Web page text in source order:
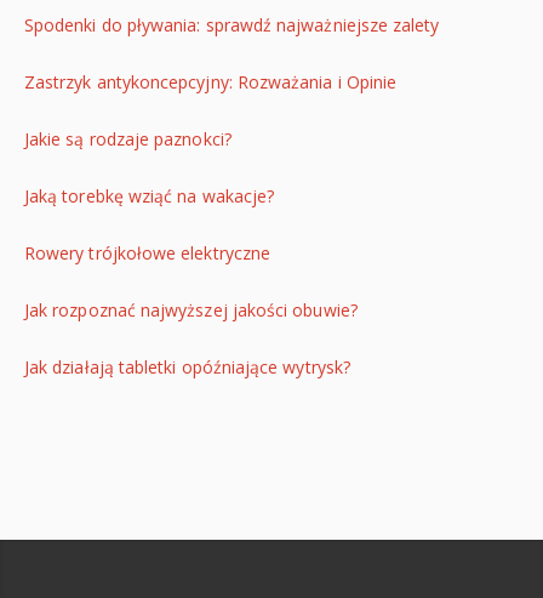
Spodenki do pływania: sprawdź najważniejsze zalety
Zastrzyk antykoncepcyjny: Rozważania i Opinie
Jakie są rodzaje paznokci?
Jaką torebkę wziąć na wakacje?
Rowery trójkołowe elektryczne
Jak rozpoznać najwyższej jakości obuwie?
Jak działają tabletki opóźniające wytrysk?